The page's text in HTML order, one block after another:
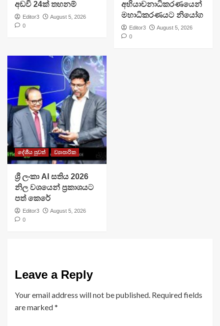
අඩවි 24ක් තහනම්
Editor3
August 5, 2026
0
අභියාචනාධිකරණයෙන්
මහාධිකරණයට නියෝග
Editor3
August 5, 2026
0
දේශීය පුවත් ව්‍යාපාරික
ශ්‍රී ලංකා AI සතිය 2026
නිල වශයෙන් ප්‍රකාශයට
පත් කෙරේ
Editor3
August 5, 2026
0
Leave a Reply
Your email address will not be published. Required fields
are marked*